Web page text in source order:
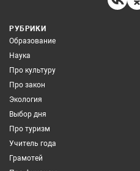
РУБРИКИ
Образование
Наука
Про культуру
Про закон
Экология
Выбор дня
Про туризм
Учитель года
Грамотей